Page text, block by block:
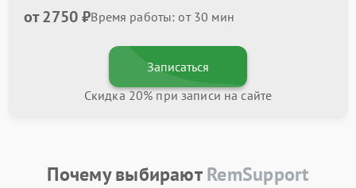
от 2750 ₽Время работы: от 30 мин
Записаться
Скидка 20% при записи на сайте
Почему выбираютRemSupport